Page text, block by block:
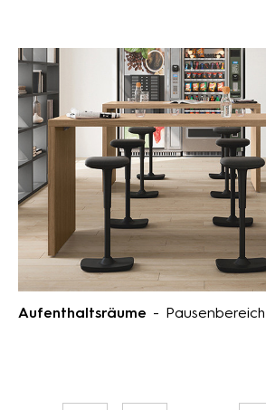
Aufenthaltsräume - Pausenbereich